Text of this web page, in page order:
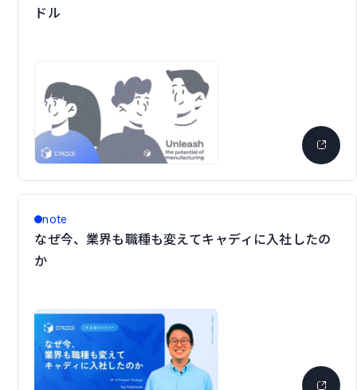
ドル
note
なぜ今、業界も職種も変えてキャディに入社したの
か